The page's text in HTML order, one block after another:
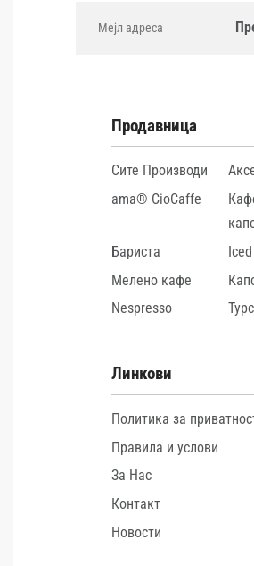
Продавница
Сите Производи
ama® CioCaffe
Бариста
Мелено кафе
Nespresso
Линкови
Политика за
Правила и услови
За Нас
Контакт
Новости